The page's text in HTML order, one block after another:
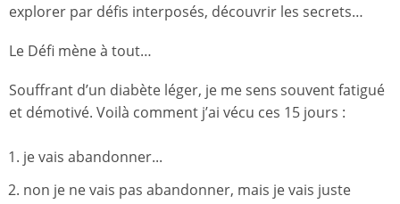
explorer par défis interposés, découvrir les secrets…
Le Défi mène à tout…
Souffrant d’un diabète léger, je me sens souvent fatigué
et démotivé. Voilà comment j’ai vécu ces 15 jours :
je vais abandonner...
non je ne vais pas abandonner, mais je vais juste